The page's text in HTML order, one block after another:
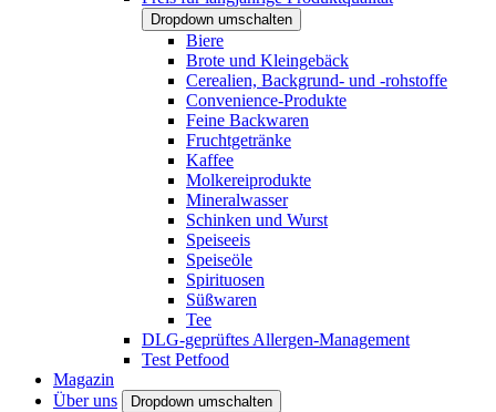
Dropdown umschalten
Biere
Brote und Kleingebäck
Cerealien, Backgrund- und -rohstoffe
Convenience-Produkte
Feine Backwaren
Fruchtgetränke
Kaffee
Molkereiprodukte
Mineralwasser
Schinken und Wurst
Speiseeis
Speiseöle
Spirituosen
Süßwaren
Tee
DLG-geprüftes Allergen-Management
Test Petfood
Magazin
Über uns
Dropdown umschalten